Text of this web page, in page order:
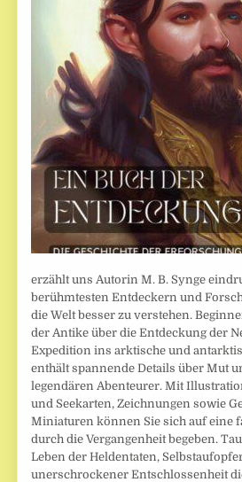
erzählt uns Autorin M. B. Synge
berühmtesten Entdeckern und
die Welt besser zu verstehen.
der Antike über die Entdeckung der
Expedition ins arktische und
enthält spannende Details über Mut
legendären Abenteurer. Mit
und Seekarten, Zeichnungen sowie
Miniaturen können Sie sich auf eine
durch die Vergangenheit begeben.
Leben der Heldentaten,
unerschrockener Entschlossenheit